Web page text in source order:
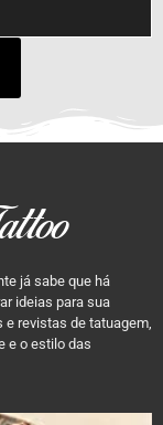
já sabe que há
ideias para sua
revistas de tatuagem,
e o estilo das